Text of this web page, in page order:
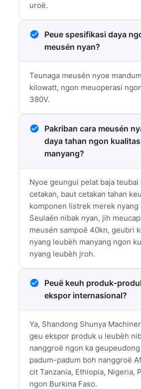
uroë.
Peue spesifikasi daya
meusén nyan?
Teunaga meusén nyoe
kilowatt, ngon meuoperasi
380V.
Pakriban cara meusén
daya tahan ngon
manyang?
Nyoe geungui pelat baja teubai
cetakan, baut cetakan tahan
komponen listrek merek nyang
Seulaén nibak nyan, jih
meusén sampoë 40kn, geubri
nyang leubèh manyang ngon
nyang leubèh jroh.
Peuë keuh produk-
ekspor internasional?
Ya, Shandong Shunya
geu ekspor produk u leubèh
nanggroë ngon ka
padum-padum boh nanggroë
cit Tanzania, Ethiopia, Nigeria,
ngon Burkina Faso.